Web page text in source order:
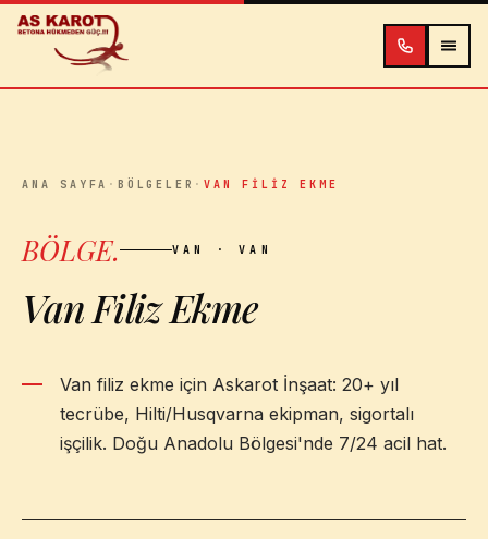
İçeriğe atla
ANA SAYFA ·BÖLGELER ·VAN FILIZ EKME
BÖLGE. VAN · VAN
Van Filiz Ekme
Van filiz ekme için Askarot İnşaat: 20+ yıl
tecrübe, Hilti/Husqvarna ekipman, sigortalı
işçilik. Doğu Anadolu Bölgesi'nde 7/24 acil hat.